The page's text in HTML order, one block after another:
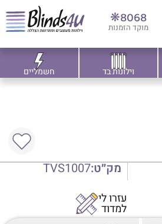
8068❋
מוקד הזמנות
וילונות בד חשמליים
מק״ט:TVS1007
עזרו לי
למדוד